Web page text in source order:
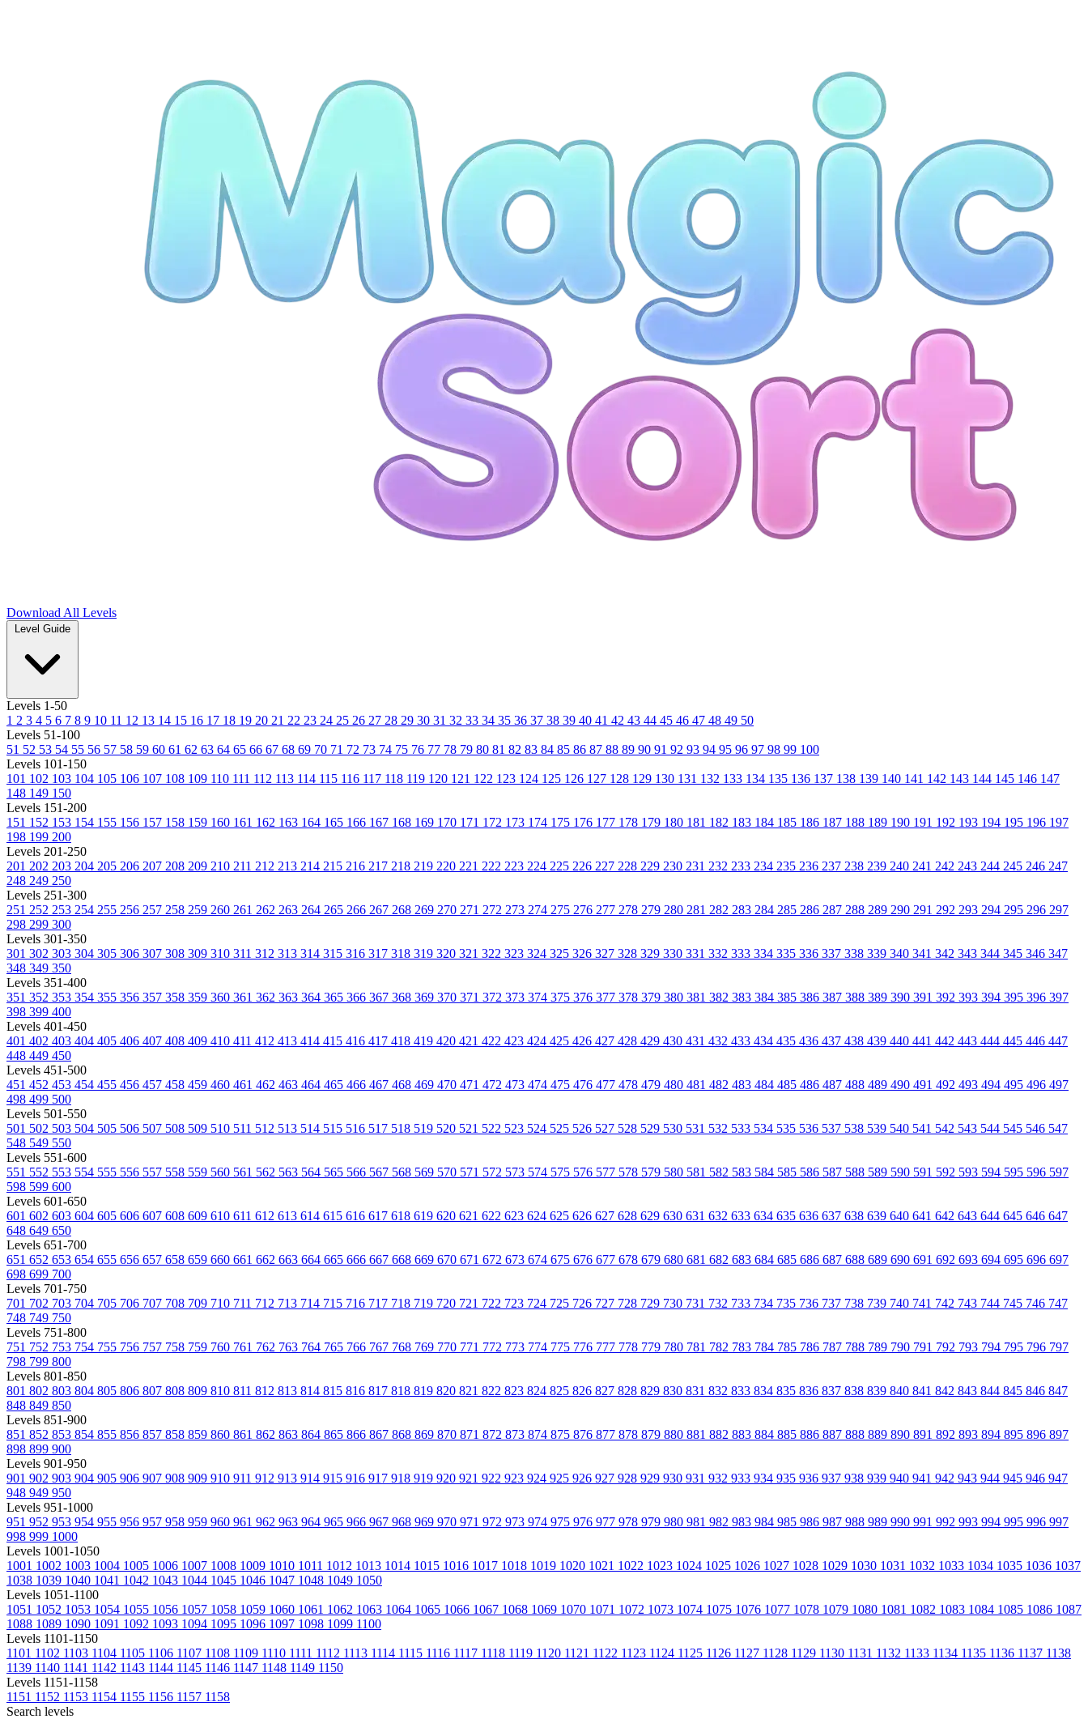
Download All Levels
Level Guide
Levels 1-50
1 2 3 4 5 6 7 8 9 10 11 12 13 14 15 16 17 18 19 20 21 22 23 24 25 26 27 28 29 30 31 32 33 34 35 36 37 38 39 40 41 42 43 44 45 46 47 48 49 50
Levels 51-100
51 52 53 54 55 56 57 58 59 60 61 62 63 64 65 66 67 68 69 70 71 72 73 74 75 76 77 78 79 80 81 82 83 84 85 86 87 88 89 90 91 92 93 94 95 96 97 98 99 100
Levels 101-150
101 102 103 104 105 106 107 108 109 110 111 112 113 114 115 116 117 118 119 120 121 122 123 124 125 126 127 128 129 130 131 132 133 134 135 136 137 138 139 140 141 142 143 144 145 146 147
148 149 150
Levels 151-200
151 152 153 154 155 156 157 158 159 160 161 162 163 164 165 166 167 168 169 170 171 172 173 174 175 176 177 178 179 180 181 182 183 184 185 186 187 188 189 190 191 192 193 194 195 196 197
198 199 200
Levels 201-250
201 202 203 204 205 206 207 208 209 210 211 212 213 214 215 216 217 218 219 220 221 222 223 224 225 226 227 228 229 230 231 232 233 234 235 236 237 238 239 240 241 242 243 244 245 246 247
248 249 250
Levels 251-300
251 252 253 254 255 256 257 258 259 260 261 262 263 264 265 266 267 268 269 270 271 272 273 274 275 276 277 278 279 280 281 282 283 284 285 286 287 288 289 290 291 292 293 294 295 296 297
298 299 300
Levels 301-350
301 302 303 304 305 306 307 308 309 310 311 312 313 314 315 316 317 318 319 320 321 322 323 324 325 326 327 328 329 330 331 332 333 334 335 336 337 338 339 340 341 342 343 344 345 346 347
348 349 350
Levels 351-400
351 352 353 354 355 356 357 358 359 360 361 362 363 364 365 366 367 368 369 370 371 372 373 374 375 376 377 378 379 380 381 382 383 384 385 386 387 388 389 390 391 392 393 394 395 396 397
398 399 400
Levels 401-450
401 402 403 404 405 406 407 408 409 410 411 412 413 414 415 416 417 418 419 420 421 422 423 424 425 426 427 428 429 430 431 432 433 434 435 436 437 438 439 440 441 442 443 444 445 446 447
448 449 450
Levels 451-500
451 452 453 454 455 456 457 458 459 460 461 462 463 464 465 466 467 468 469 470 471 472 473 474 475 476 477 478 479 480 481 482 483 484 485 486 487 488 489 490 491 492 493 494 495 496 497
498 499 500
Levels 501-550
501 502 503 504 505 506 507 508 509 510 511 512 513 514 515 516 517 518 519 520 521 522 523 524 525 526 527 528 529 530 531 532 533 534 535 536 537 538 539 540 541 542 543 544 545 546 547
548 549 550
Levels 551-600
551 552 553 554 555 556 557 558 559 560 561 562 563 564 565 566 567 568 569 570 571 572 573 574 575 576 577 578 579 580 581 582 583 584 585 586 587 588 589 590 591 592 593 594 595 596 597
598 599 600
Levels 601-650
601 602 603 604 605 606 607 608 609 610 611 612 613 614 615 616 617 618 619 620 621 622 623 624 625 626 627 628 629 630 631 632 633 634 635 636 637 638 639 640 641 642 643 644 645 646 647
648 649 650
Levels 651-700
651 652 653 654 655 656 657 658 659 660 661 662 663 664 665 666 667 668 669 670 671 672 673 674 675 676 677 678 679 680 681 682 683 684 685 686 687 688 689 690 691 692 693 694 695 696 697
698 699 700
Levels 701-750
701 702 703 704 705 706 707 708 709 710 711 712 713 714 715 716 717 718 719 720 721 722 723 724 725 726 727 728 729 730 731 732 733 734 735 736 737 738 739 740 741 742 743 744 745 746 747
748 749 750
Levels 751-800
751 752 753 754 755 756 757 758 759 760 761 762 763 764 765 766 767 768 769 770 771 772 773 774 775 776 777 778 779 780 781 782 783 784 785 786 787 788 789 790 791 792 793 794 795 796 797
798 799 800
Levels 801-850
801 802 803 804 805 806 807 808 809 810 811 812 813 814 815 816 817 818 819 820 821 822 823 824 825 826 827 828 829 830 831 832 833 834 835 836 837 838 839 840 841 842 843 844 845 846 847
848 849 850
Levels 851-900
851 852 853 854 855 856 857 858 859 860 861 862 863 864 865 866 867 868 869 870 871 872 873 874 875 876 877 878 879 880 881 882 883 884 885 886 887 888 889 890 891 892 893 894 895 896 897
898 899 900
Levels 901-950
901 902 903 904 905 906 907 908 909 910 911 912 913 914 915 916 917 918 919 920 921 922 923 924 925 926 927 928 929 930 931 932 933 934 935 936 937 938 939 940 941 942 943 944 945 946 947
948 949 950
Levels 951-1000
951 952 953 954 955 956 957 958 959 960 961 962 963 964 965 966 967 968 969 970 971 972 973 974 975 976 977 978 979 980 981 982 983 984 985 986 987 988 989 990 991 992 993 994 995 996 997
998 999 1000
Levels 1001-1050
1001 1002 1003 1004 1005 1006 1007 1008 1009 1010 1011 1012 1013 1014 1015 1016 1017 1018 1019 1020 1021 1022 1023 1024 1025 1026 1027 1028 1029 1030 1031 1032 1033 1034 1035 1036 1037
1038 1039 1040 1041 1042 1043 1044 1045 1046 1047 1048 1049 1050
Levels 1051-1100
1051 1052 1053 1054 1055 1056 1057 1058 1059 1060 1061 1062 1063 1064 1065 1066 1067 1068 1069 1070 1071 1072 1073 1074 1075 1076 1077 1078 1079 1080 1081 1082 1083 1084 1085 1086 1087
1088 1089 1090 1091 1092 1093 1094 1095 1096 1097 1098 1099 1100
Levels 1101-1150
1101 1102 1103 1104 1105 1106 1107 1108 1109 1110 1111 1112 1113 1114 1115 1116 1117 1118 1119 1120 1121 1122 1123 1124 1125 1126 1127 1128 1129 1130 1131 1132 1133 1134 1135 1136 1137 1138
1139 1140 1141 1142 1143 1144 1145 1146 1147 1148 1149 1150
Levels 1151-1158
1151 1152 1153 1154 1155 1156 1157 1158
Search levels